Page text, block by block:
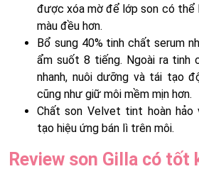
được xóa mờ để lớp son có thể
màu đều hơn.
Bổ sung 40% tinh chất serum
ẩm suốt 8 tiếng. Ngoài ra tinh
nhanh, nuôi dưỡng và tái tạo
cũng như giữ môi mềm mịn hơn.
Chất son Velvet tint hoàn hảo
tạo hiệu ứng bán lì trên môi.
Review son Gilla có tốt